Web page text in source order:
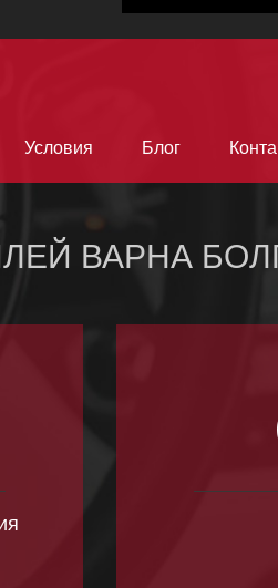
Условия Блог
ВАРНА